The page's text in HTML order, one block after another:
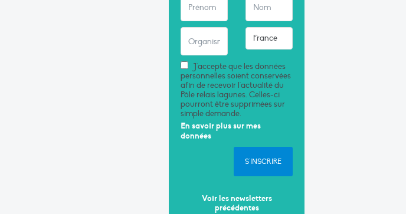
J'accepte que les données
personnelles soient conservées
afin de recevoir l'actualité du
Pôle relais lagunes. Celles-ci
pourront être supprimées sur
simple demande.
En savoir plus sur mes
données
S'INSCRIRE
Voir les newsletters
précédentes